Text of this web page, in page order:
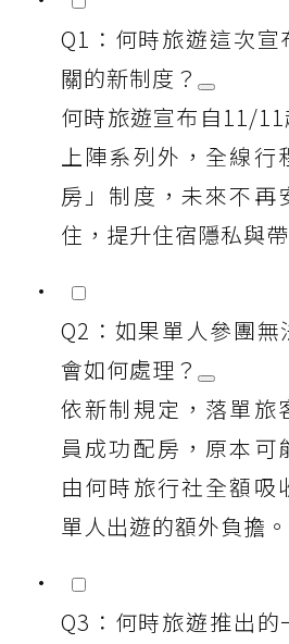
Q1：何時旅遊這次
關的新制度？
何時旅遊宣布自11/
上陣系列外，全線行
房」制度，未來不再
住，提升住宿隱私與
Q2：如果單人參團無
會如何處理？
依新制規定，落單旅
員成功配房，原本可
由何時旅行社全額吸
單人出遊的額外負擔。
Q3：何時旅遊推出